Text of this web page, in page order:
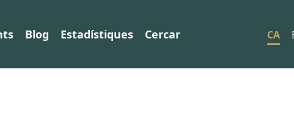
Blog Estadístiques Cercar CA